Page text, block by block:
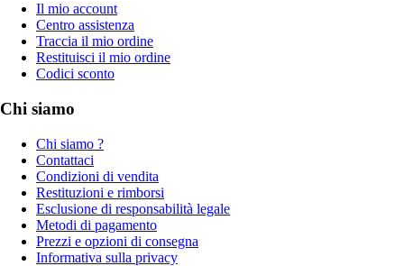
Il mio account
Centro assistenza
Traccia il mio ordine
Restituisci il mio ordine
Codici sconto
Chi siamo
Chi siamo ?
Contattaci
Condizioni di vendita
Restituzioni e rimborsi
Esclusione di responsabilità legale
Metodi di pagamento
Prezzi e opzioni di consegna
Informativa sulla privacy